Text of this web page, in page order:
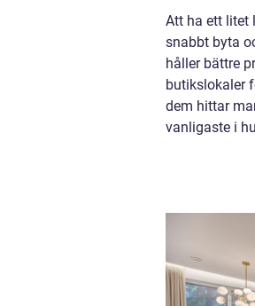
Att ha ett litet
snabbt byta
håller bättre
butikslokaler
dem hittar
vanligaste i